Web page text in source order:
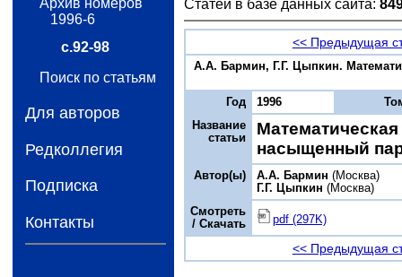
Архив номеров
1996-6
с.92-98
Поиск по статьям
Для авторов
Редколлегия
Подписка
Контакты
Статей в базе данных сайта:
<< Предыдущая
А.А. Бармин, Г.Г. Цыпкин.
Год 1996
Название
статьи
насыщенный
Автор(ы) А.А. Бармин (Москва)
Г.Г. Цыпкин (Москва)
Смотреть
/ Скачать
pdf (297K)
<< Предыдущая